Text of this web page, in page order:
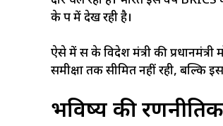
के रूप में देख रही है।
ऐसे में रूस के विदेश मंत्री की
समीक्षा तक सीमित नहीं रही, बल्कि
भविष्य की